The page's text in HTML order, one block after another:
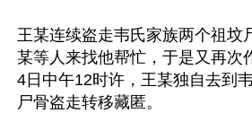
王某连续盗走韦氏家族两个祖坟
某等人来找他帮忙，于是又再次
4日中午12时许，王某独自去到
尸骨盗走转移藏匿。